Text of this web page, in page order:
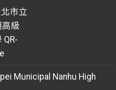
Municipal Nanhu High